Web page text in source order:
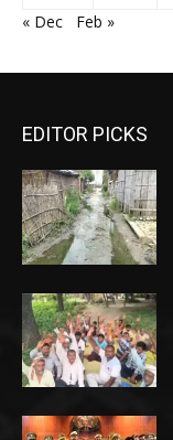
« Dec
Feb »
EDITOR PICKS